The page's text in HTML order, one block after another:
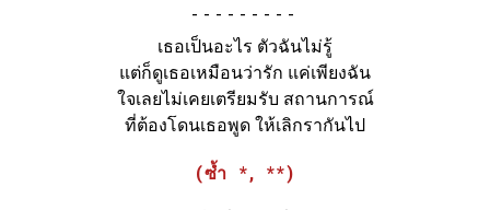
-
เธอเป็นอะไร ตัวฉันไม่รู้
แต่ก็ดูเธอเหมือนว่ารัก แค่เพียงฉัน
ใจเลยไม่เคยเตรียมรับ สถานการณ์
ที่ต้องโดนเธอพูด ให้เลิกรากันไป
(ซ้ำ *, **)